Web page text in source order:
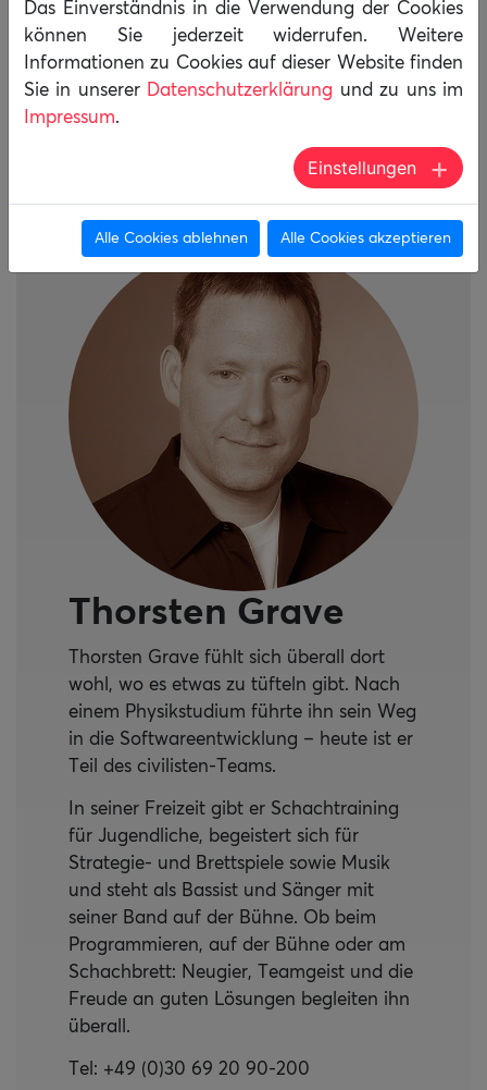
nerea[at]civilisten.de
www.cocoon-service.de
IT- und CiviCRM-Beratung ansehen
Thorsten Grave
Thorsten Grave fühlt sich überall dort
wohl, wo es etwas zu tüfteln gibt. Nach
einem Physikstudium führte ihn sein Weg
in die Softwareentwicklung – heute ist er
Teil des civilisten-Teams.
In seiner Freizeit gibt er Schachtraining
für Jugendliche, begeistert sich für
Strategie- und Brettspiele sowie Musik
und steht als Bassist und Sänger mit
seiner Band auf der Bühne. Ob beim
Programmieren, auf der Bühne oder am
Schachbrett: Neugier, Teamgeist und die
Freude an guten Lösungen begleiten ihn
überall.
Tel: +49 (0)30 69 20 90-200
Das Einverständnis in die Verwendung der Cookies
können Sie jederzeit widerrufen. Weitere
Informationen zu Cookies auf dieser Website finden
Sie in unserer Datenschutzerklärung und zu uns im
Impressum.
Einstellungen
Alle Cookies ablehnen Alle Cookies akzeptieren